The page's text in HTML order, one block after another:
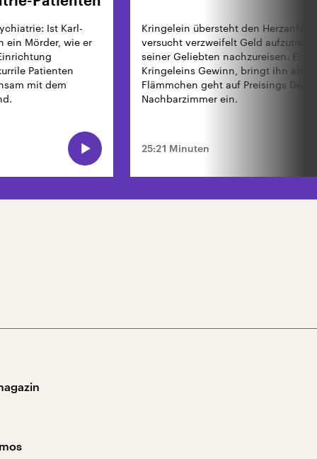
Ist Karl-
ein Mörder, wie er
Patienten
mit dem
Kringelein übersteht den Herzanfall.
versucht verzweifelt Geld
seiner Geliebten nachzureisen. Er
Kringeleins Gewinn, bringt ihn aber
Flämmchen geht auf Preisings Deal
Nachbarzimmer ein.
25:21 Minuten